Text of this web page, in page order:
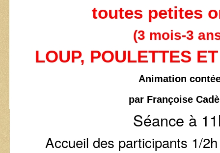
toutes petites
(3 mois-3
LOUP, POULETTES
Animation
par Françoise
Séance à
Accueil des participants 1/